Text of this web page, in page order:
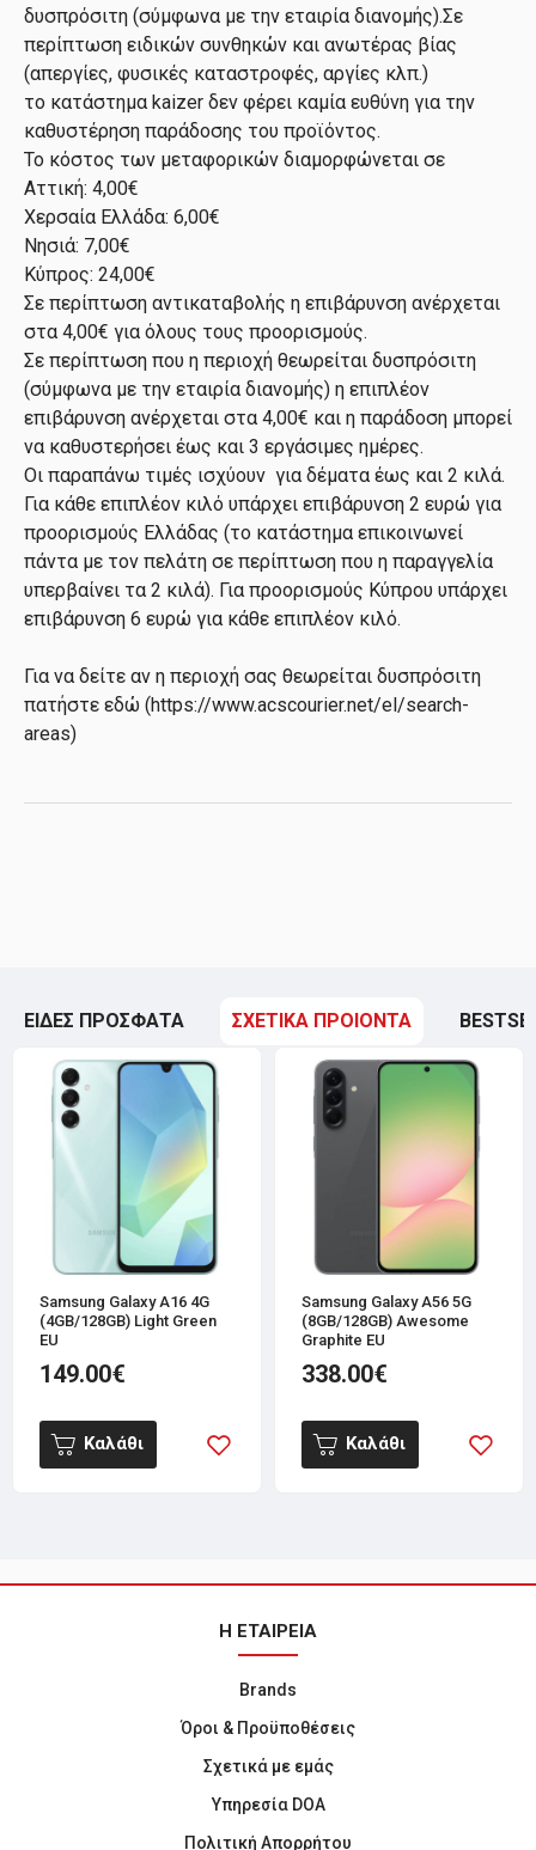
δυσπρόσιτη (σύμφωνα με την εταιρία διανομής).Σε
περίπτωση ειδικών συνθηκών και ανωτέρας βίας
(απεργίες, φυσικές καταστροφές, αργίες κλπ.)
το κατάστημα kaizer δεν φέρει καμία ευθύνη για την
καθυστέρηση παράδοσης του προϊόντος.
Το κόστος των μεταφορικών διαμορφώνεται σε
Αττική: 4,00€
Χερσαία Ελλάδα: 6,00€
Νησιά: 7,00€
Κύπρος: 24,00€
Σε περίπτωση αντικαταβολής η επιβάρυνση ανέρχεται
στα 4,00€ για όλους τους προορισμούς.
Σε περίπτωση που η περιοχή θεωρείται δυσπρόσιτη
(σύμφωνα με την εταιρία διανομής) η επιπλέον
επιβάρυνση ανέρχεται στα 4,00€ και η παράδοση μπορεί
να καθυστερήσει έως και 3 εργάσιμες ημέρες.
Οι παραπάνω τιμές ισχύουν για δέματα έως και 2 κιλά.
Για κάθε επιπλέον κιλό υπάρχει επιβάρυνση 2 ευρώ για
προορισμούς Ελλάδας (το κατάστημα επικοινωνεί
πάντα με τον πελάτη σε περίπτωση που η παραγγελία
υπερβαίνει τα 2 κιλά). Για προορισμούς Κύπρου υπάρχει
επιβάρυνση 6 ευρώ για κάθε επιπλέον κιλό.
Για να δείτε αν η περιοχή σας θεωρείται δυσπρόσιτη
πατήστε εδώ (https://www.acscourier.net/el/search-
areas)
ΕΙΔΕΣ ΠΡΟΣΦΑΤΑ ΣΧΕΤΙΚΑ ΠΡΟΙΟΝΤΑ
Samsung Galaxy A16 4G
(4GB/128GB) Light Green
EU
149.00€
Καλάθι
Samsung Galaxy A56 5G
(8GB/128GB) Awesome
Graphite EU
338.00€
Καλάθι
Η ΕΤΑΙΡΕΙΑ
Brands
Όροι & Προϋποθέσεις
Σχετικά με εμάς
Υπηρεσία DOA
Πολιτική Απορρήτου